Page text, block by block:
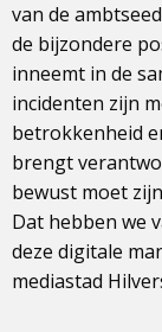
van de
de bijzondere
inneemt in de
incidenten zijn
betrokkenheid
brengt
bewust moet
Dat hebben we
deze digitale
mediastad